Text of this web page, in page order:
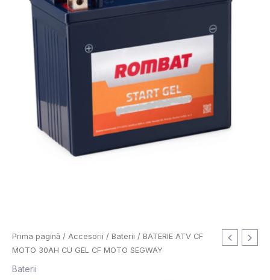
Prima pagină / Accesorii / Baterii / BATERIE ATV CF
MOTO 30AH CU GEL CF MOTO SEGWAY
Baterii